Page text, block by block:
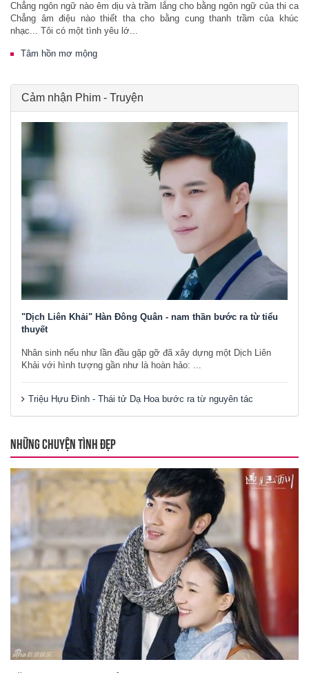
Chẳng ngôn ngữ nào êm dịu và trầm lắng cho bằng ngôn ngữ của thi ca
Chẳng âm điệu nào thiết tha cho bằng cung thanh trầm của khúc
nhạc... Tôi có một tình yêu lớ...
Tâm hồn mơ mộng
Cảm nhận Phim - Truyện
"Dịch Liên Khải" Hàn Đông Quân - nam thần bước ra từ tiểu
thuyết
Nhân sinh nếu như lần đầu gặp gỡ đã xây dựng một Dịch Liên
Khải với hình tượng gần như là hoàn hảo: ...
Triệu Hựu Đình - Thái tử Dạ Hoa bước ra từ nguyên tác
NHỮNG CHUYỆN TÌNH ĐẸP